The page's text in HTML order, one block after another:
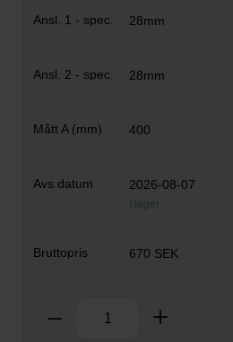
28mm
28mm
400
2026-08-07
I lager
670 SEK
Ta bort